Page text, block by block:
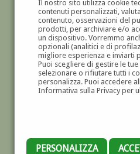
Il nostro sito utilizza cookie
contenuti personalizzati,
contenuto, osservazioni del
prodotti, per archiviare e/o
un dispositivo. Vorremmo
opzionali (analitici e di
migliore esperienza e inviarti
Puoi scegliere di gestire le
selezionare o rifiutare tutti i
personalizza. Puoi accedere
Informativa sulla Privacy per
PERSONALIZZA
DIPINTI E